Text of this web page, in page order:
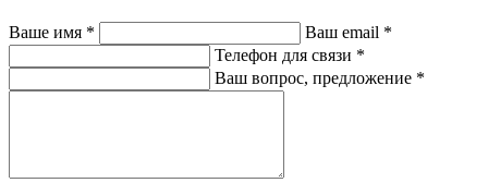
Ваше имя * Ваш email *
Телефон для связи *
Ваш вопрос, предложение *